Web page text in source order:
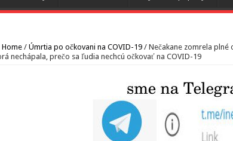
Home / Úmrtia po očkovani na COVID-19 / Nečakane zomrela plné
nechápala, prečo sa ľudia nechcú očkovať na COVID-19